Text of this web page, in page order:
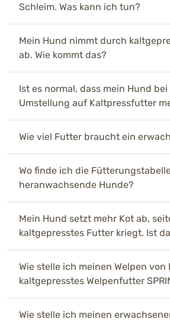
Schleim. Was kann ich tun?
Mein Hund nimmt durch
ab. Wie kommt das?
Ist es normal, dass mein Hund bei
Umstellung auf Kaltpressfutter
Wie viel Futter braucht ein
Wo finde ich die
heranwachsende Hunde?
Mein Hund setzt mehr Kot ab,
kaltgepresstes Futter kriegt. Ist
Wie stelle ich meinen Welpen von
kaltgepresstes Welpenfutter
Wie stelle ich meinen